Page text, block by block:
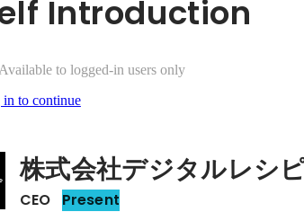
Introduction
Available to logged-in users only
to continue
株式会社デジタルレシ
CEO Present